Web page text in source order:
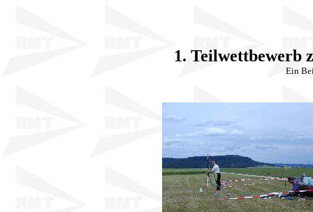
1. Teilwettbewerb
Ein